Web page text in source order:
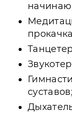
суставов;